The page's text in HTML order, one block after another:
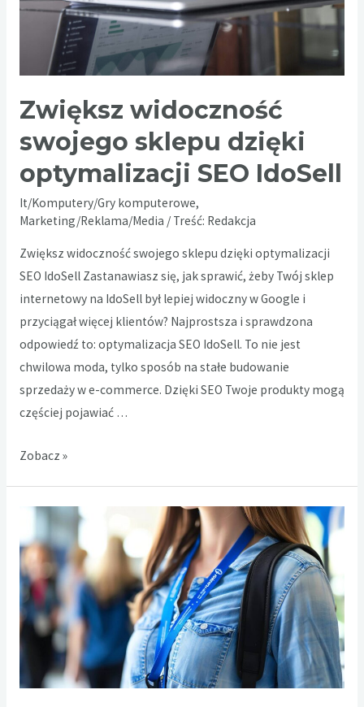
Zwiększ widoczność
swojego sklepu dzięki
optymalizacji SEO IdoSell
It/Komputery/Gry komputerowe,
Marketing/Reklama/Media / Treść: Redakcja
Zwiększ widoczność swojego sklepu dzięki optymalizacji
SEO IdoSell Zastanawiasz się, jak sprawić, żeby Twój sklep
internetowy na IdoSell był lepiej widoczny w Google i
przyciągał więcej klientów? Najprostsza i sprawdzona
odpowiedź to: optymalizacja SEO IdoSell. To nie jest
chwilowa moda, tylko sposób na stałe budowanie
sprzedaży w e-commerce. Dzięki SEO Twoje produkty mogą
częściej pojawiać …
Zwiększ
sklepu
dzięki
optymalizacji
SEO
IdoSell
Zobacz »